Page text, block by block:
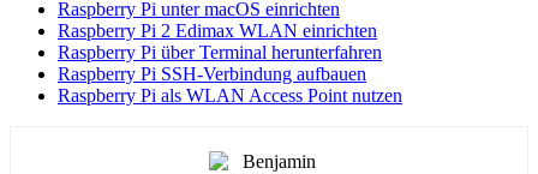
Raspberry Pi unter macOS einrichten
Raspberry Pi 2 Edimax WLAN einrichten
Raspberry Pi über Terminal herunterfahren
Raspberry Pi SSH-Verbindung aufbauen
Raspberry Pi als WLAN Access Point nutzen